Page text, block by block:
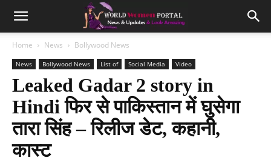
Home News Bollywood News
News Bollywood News List of Social Media Video
Leaked Gadar 2 story in
Hindi फिर से पाकिस्तान में घुसेगा
तारा सिंह – रिलीज डेट, कहानी,
कास्ट